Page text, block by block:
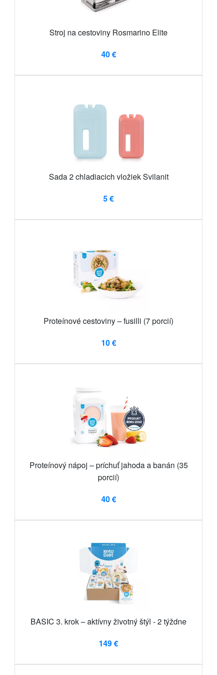
Stroj na cestoviny Rosmarino Elite
40 €
Sada 2 chladiacich vložiek Svilanit
5 €
Proteínové cestoviny – fusilli (7 porcií)
10 €
Proteínový nápoj – príchuť jahoda a banán (35
porcií)
40 €
BASIC 3. krok – aktívny životný štýl - 2 týždne
149 €